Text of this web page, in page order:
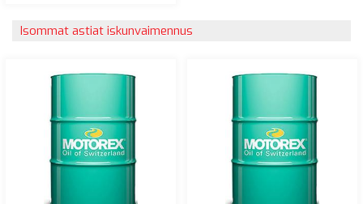
Isommat astiat iskunvaimennus